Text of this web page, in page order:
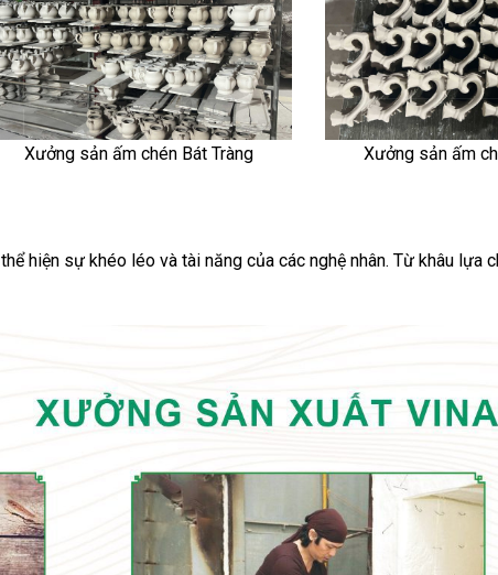
Xưởng sản ấm chén Bát Tràng Xưởng sản ấm
thể hiện sự khéo léo và tài năng của các nghệ nhân. Từ khâu lựa